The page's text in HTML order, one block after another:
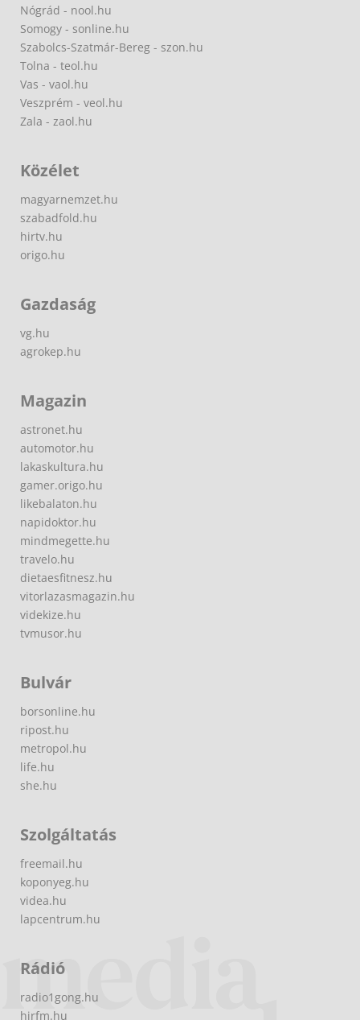
Nógrád - nool.hu
Somogy - sonline.hu
Szabolcs-Szatmár-Bereg - szon.hu
Tolna - teol.hu
Vas - vaol.hu
Veszprém - veol.hu
Zala - zaol.hu
Közélet
magyarnemzet.hu
szabadfold.hu
hirtv.hu
origo.hu
Gazdaság
vg.hu
agrokep.hu
Magazin
astronet.hu
automotor.hu
lakaskultura.hu
gamer.origo.hu
likebalaton.hu
napidoktor.hu
mindmegette.hu
travelo.hu
dietaesfitnesz.hu
vitorlazasmagazin.hu
videkize.hu
tvmusor.hu
Bulvár
borsonline.hu
ripost.hu
metropol.hu
life.hu
she.hu
Szolgáltatás
freemail.hu
koponyeg.hu
videa.hu
lapcentrum.hu
Rádió
radio1gong.hu
hirfm.hu